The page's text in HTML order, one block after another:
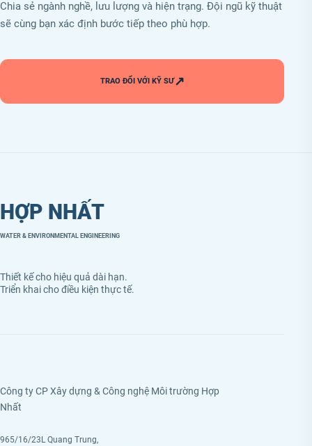
Chia sẻ ngành nghề, lưu lượng và hiện trạng. Đội ngũ kỹ thuật
sẽ cùng bạn xác định bước tiếp theo phù hợp.
TRAO ĐỔI VỚI KỸ SƯ↗
HỢP NHẤT
WATER & ENVIRONMENTAL ENGINEERING
Thiết kế cho hiệu quả dài hạn.
Triển khai cho điều kiện thực tế.
Công ty CP Xây dựng & Công nghệ Môi trường Hợp
Nhất
965/16/23L Quang Trung,